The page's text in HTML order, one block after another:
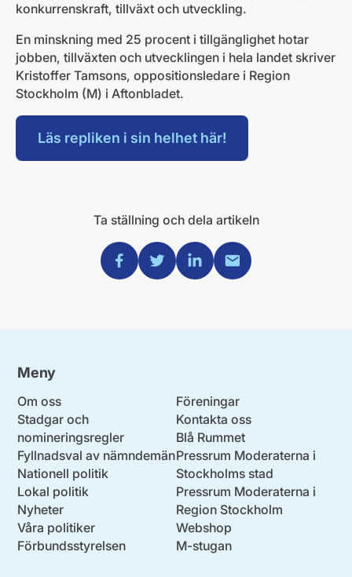
konkurrenskraft, tillväxt och utveckling.
En minskning med 25 procent i tillgänglighet hotar
jobben, tillväxten och utvecklingen i hela landet skriver
Kristoffer Tamsons, oppositionsledare i Region
Stockholm (M) i Aftonbladet.
Läs repliken i sin helhet här!
Ta ställning och dela artikeln
Dela via Facebook
Dela via Twitter
Dela via Linkedin
Dela via Mail
Meny
Om oss
Stadgar och
nomineringsregler
Fyllnadsval av nämndemän
Nationell politik
Lokal politik
Nyheter
Våra politiker
Förbundsstyrelsen
Föreningar
Kontakta oss
Blå Rummet
Pressrum Moderaterna i
Stockholms stad
Pressrum Moderaterna i
Region Stockholm
Webshop
M-stugan